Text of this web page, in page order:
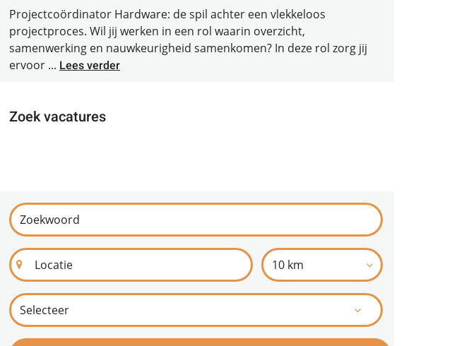
Projectcoördinator Hardware: de spil achter een vlekkeloos
projectproces. Wil jij werken in een rol waarin overzicht,
samenwerking en nauwkeurigheid samenkomen? In deze rol zorg jij
ervoor ... Lees verder
Zoek vacatures
10 km